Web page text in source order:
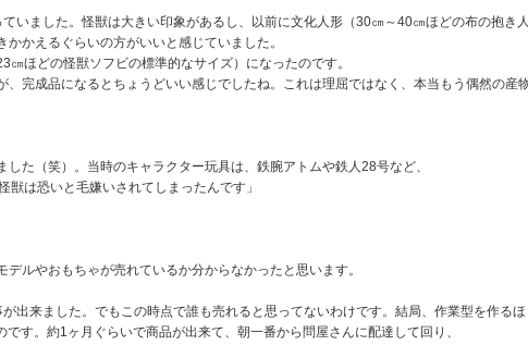
いました。怪獣は大きい印象があるし、以前に文化人形（30㎝～40㎝ほどの布の抱き
かえるぐらいの方がいいと感じていました。
ほどの怪獣ソフビの標準的なサイズ）になったのです。
完成品になるとちょうどいい感じでしたね。これは理屈ではなく、本当もう偶然の産物
た（笑）。当時のキャラクター玩具は、鉄腕アトムや鉄人28号など、
は恐いと毛嫌いされてしまったんです」
ルやおもちゃが売れているか分からなかったと思います。
来ました。でもこの時点で誰も売れると思ってないわけです。結局、作業型を作るほ
す。約1ヶ月ぐらいで商品が出来て、朝一番から問屋さんに配達して回り、